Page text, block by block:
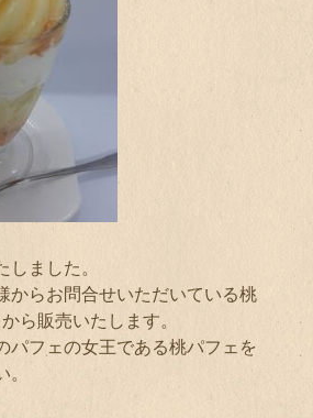
ました。
からお問合せいただいている桃
ら販売いたします。
パフェの女王である桃パフェを